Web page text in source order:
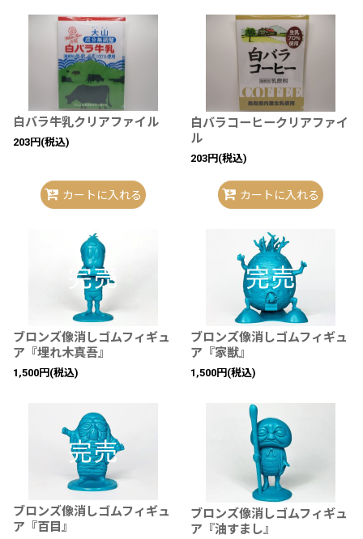
白バラ牛乳クリアファイル
203円 (税込)
カートに入れる
白バラコーヒークリアファイ
ル
203円 (税込)
カートに入れる
ブロンズ像消しゴムフィギュ
ア『埋れ木真吾』
1,500円 (税込)
ブロンズ像消しゴムフィギュ
ア『家獣』
1,500円 (税込)
ブロンズ像消しゴムフィギュ
ア『百目』
ブロンズ像消しゴムフィギュ
ア『油すまし』